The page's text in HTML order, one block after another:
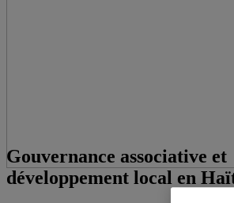
Gouvernance associative et
développement local en